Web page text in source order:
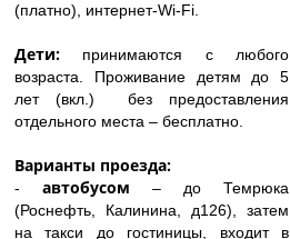
(платно), интернет-Wi-Fi.
Дети: принимаются с любого
возраста. Проживание детям до 5
лет (вкл.) без предоставления
отдельного места – бесплатно.
Варианты проезда:
- автобусом – до Темрюка
(Роснефть, Калинина, д126), затем
на такси до гостиницы, входит в